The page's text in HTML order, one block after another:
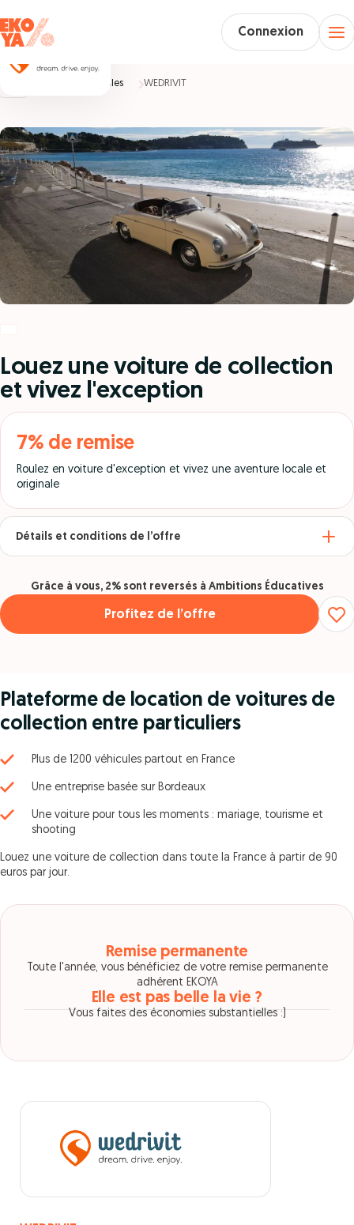
Connexion
Véhicules WEDRIVIT
Plateforme de location de voitures de
collection entre particuliers
Plus de 1200 véhicules partout en France
Une entreprise basée sur Bordeaux
Une voiture pour tous les moments : mariage, tourisme et
shooting
Louez une voiture de collection dans toute la France à partir de 90
euros par jour.
Louez une voiture de collection
et vivez l'exception
7% de remise
Roulez en voiture d'exception et vivez une aventure locale et
originale
Détails et conditions de l’offre
Profitez de l’offre
Grâce à vous, 2% sont reversés à Ambitions Éducatives
Remise permanente
Toute l'année, vous bénéficiez de votre remise permanente
adhérent EKOYA
Elle est pas belle la vie ?
Vous faites des économies substantielles :)